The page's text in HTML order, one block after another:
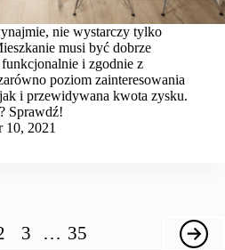
nie wystarczy tylko
musi być dobrze
i zgodnie z
poziom zainteresowania
i przewidywana kwota zysku.
Sprawdź!
10, 2021
3 … 35